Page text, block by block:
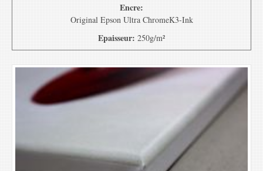
Encre:
Original Epson Ultra ChromeK3-Ink
Epaisseur: 250g/m²